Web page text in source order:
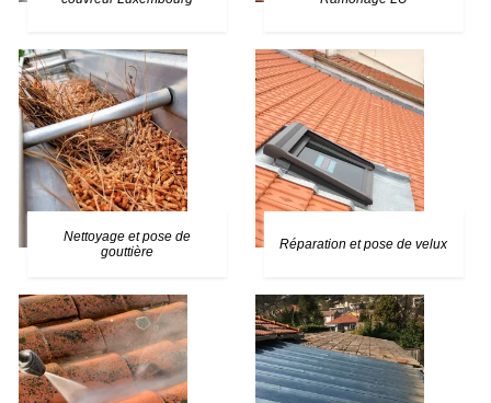
Nettoyage et pose de
gouttière
Réparation et pose de velux